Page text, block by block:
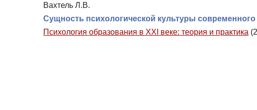
Вахтель Л.В.
Сущность психологической культуры
Психология образования в XXI веке: теория и практика